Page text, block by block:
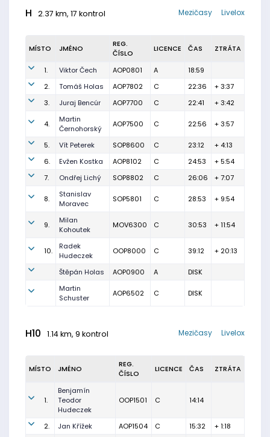
H 2.37 km, 17 kontrol Livelox
Mezičasy
MÍSTO JMÉNO
REG.
ČÍSLO
LICENCE ČAS ZTRÁTA
1. Viktor Čech AOP0801 A
18:59
2.
Tomáš Holas AOP7802 C 22:36
+ 3:37
3.
Juraj Bencúr AOP7700 C 22:41 + 3:42
4.
Martin
Černohorský
AOP7500 C 22:56 + 3:57
5. Vít Peterek SOP8600 C 23:12
+ 4:13
6.
Evžen Kostka AOP8102 C 24:53
+ 5:54
7.
Ondřej Lichý SOP8802 C 26:06 + 7:07
8.
Stanislav
Moravec
SOP5801 C 28:53 + 9:54
9.
Milan
Kohoutek
MOV6300 C 30:53 + 11:54
10.
Radek
Hudeczek
OOP8000 C 39:12 + 20:13
Štěpán Holas AOP0900 A
DISK
Martin
Schuster
AOP6502 C DISK
H10 1.14 km, 9 kontrol Livelox
Mezičasy
MÍSTO JMÉNO
REG.
ČÍSLO
LICENCE ČAS ZTRÁTA
1.
Benjamín
Teodor
Hudeczek
OOP1501 C 14:14
2. Jan Křížek AOP1504 C 15:32 + 1:18